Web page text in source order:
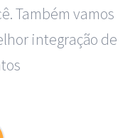
Também vamos
integração de